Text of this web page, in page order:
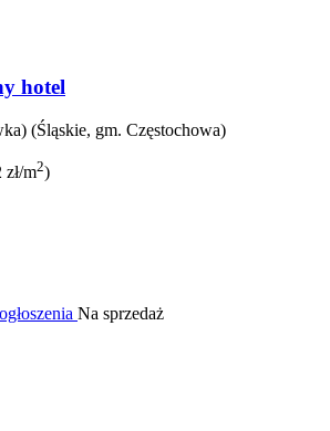
hotel
(Śląskie, gm. Częstochowa)
m2)
Na sprzedaż